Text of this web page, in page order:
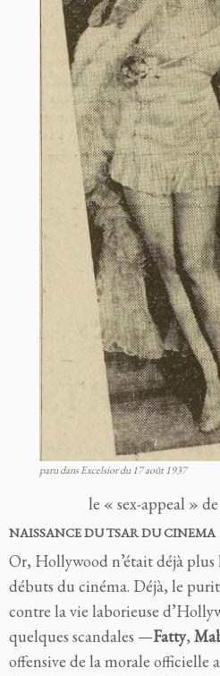
paru dans Excelsior du 17 août 1937
le « sex-appeal » de
NAISSANCE DU TSAR DU CINEMA
Or, Hollywood n’était déjà plus
débuts du cinéma. Déjà, le
contre la vie laborieuse
quelques scandales —Fatty,
offensive de la morale officielle